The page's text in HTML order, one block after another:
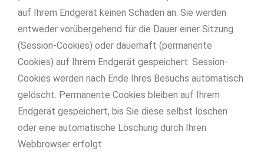
auf Ihrem Endgerät keinen Schaden an. Sie werden
entweder vorübergehend für die Dauer einer Sitzung
(Session-Cookies) oder dauerhaft (permanente
Cookies) auf Ihrem Endgerät gespeichert. Session-
Cookies werden nach Ende Ihres Besuchs automatisch
gelöscht. Permanente Cookies bleiben auf Ihrem
Endgerät gespeichert, bis Sie diese selbst löschen
oder eine automatische Löschung durch Ihren
Webbrowser erfolgt.